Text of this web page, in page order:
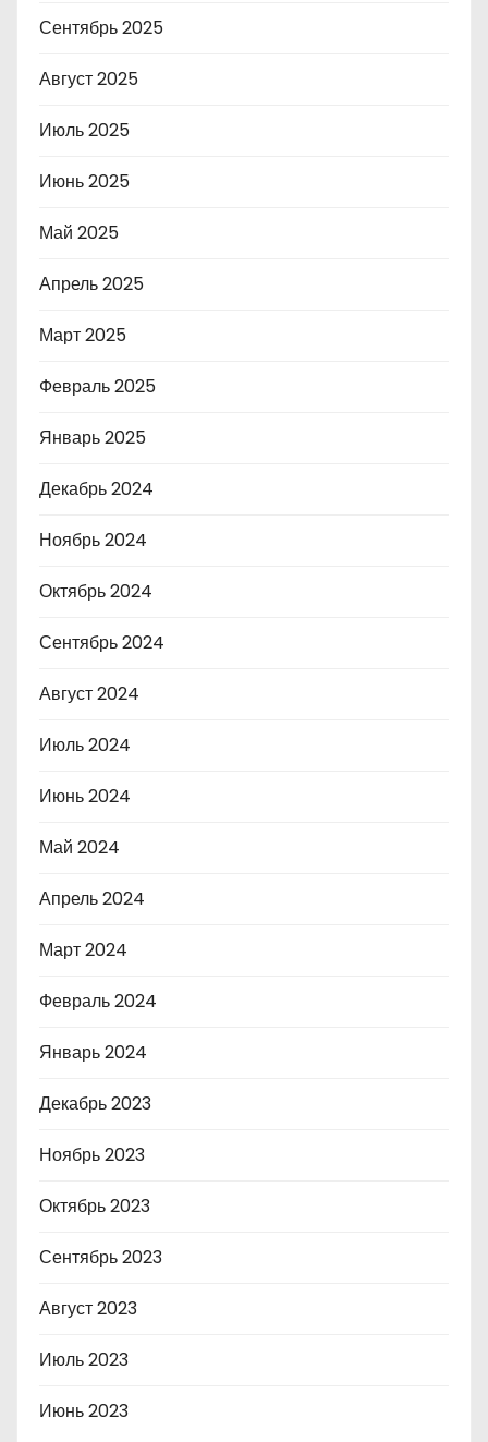
Сентябрь 2025
Август 2025
Июль 2025
Июнь 2025
Май 2025
Апрель 2025
Март 2025
Февраль 2025
Январь 2025
Декабрь 2024
Ноябрь 2024
Октябрь 2024
Сентябрь 2024
Август 2024
Июль 2024
Июнь 2024
Май 2024
Апрель 2024
Март 2024
Февраль 2024
Январь 2024
Декабрь 2023
Ноябрь 2023
Октябрь 2023
Сентябрь 2023
Август 2023
Июль 2023
Июнь 2023